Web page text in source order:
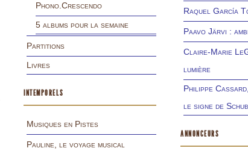
Phono.Crescendo
5 albums pour la semaine
Partitions
Livres
INTEMPORELS
Musiques en Pistes
Pauline, le voyage musical
Raquel García
Paavo Järvi :
Claire-Marie
lumière
Philippe
le signe de
ANNONCEURS